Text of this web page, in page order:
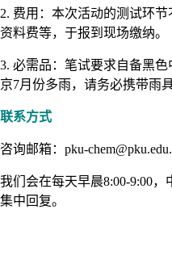
2. 费用：本次活动的测试环
资料费等，于报到现场缴纳。
3. 必需品：笔试要求自备黑
京7月份多雨，请务必携带雨具
联系方式
咨询邮箱：pku-
我们会在每天早晨8:00-9:00，
集中回复。